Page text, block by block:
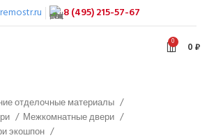
8 (495) 215-57-67
0 0₽
отделочные материалы
Межкомнатные двери
экошпон